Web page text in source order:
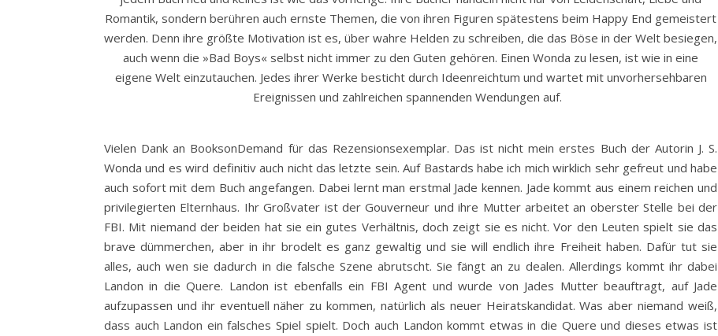
Romantik, sondern berühren auch ernste Themen, die von ihren Figuren spätestens beim Happy End gemeistert
werden. Denn ihre größte Motivation ist es, über wahre Helden zu schreiben, die das Böse in der Welt besiegen,
auch wenn die »Bad Boys« selbst nicht immer zu den Guten gehören. Einen Wonda zu lesen, ist wie in eine
eigene Welt einzutauchen. Jedes ihrer Werke besticht durch Ideenreichtum und wartet mit unvorhersehbaren
Ereignissen und zahlreichen spannenden Wendungen auf.
Vielen Dank an BooksonDemand für das Rezensionsexemplar. Das ist nicht mein erstes Buch der Autorin J. S.
Wonda und es wird definitiv auch nicht das letzte sein. Auf Bastards habe ich mich wirklich sehr gefreut und habe
auch sofort mit dem Buch angefangen. Dabei lernt man erstmal Jade kennen. Jade kommt aus einem reichen und
privilegierten Elternhaus. Ihr Großvater ist der Gouverneur und ihre Mutter arbeitet an oberster Stelle bei der
FBI. Mit niemand der beiden hat sie ein gutes Verhältnis, doch zeigt sie es nicht. Vor den Leuten spielt sie das
brave dümmerchen, aber in ihr brodelt es ganz gewaltig und sie will endlich ihre Freiheit haben. Dafür tut sie
alles, auch wen sie dadurch in die falsche Szene abrutscht. Sie fängt an zu dealen. Allerdings kommt ihr dabei
Landon in die Quere. Landon ist ebenfalls ein FBI Agent und wurde von Jades Mutter beauftragt, auf Jade
aufzupassen und ihr eventuell näher zu kommen, natürlich als neuer Heiratskandidat. Was aber niemand weiß,
dass auch Landon ein falsches Spiel spielt. Doch auch Landon kommt etwas in die Quere und dieses etwas ist